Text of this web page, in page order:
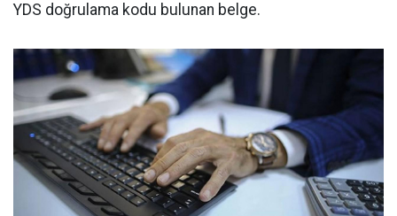
YDS doğrulama kodu bulunan belge.